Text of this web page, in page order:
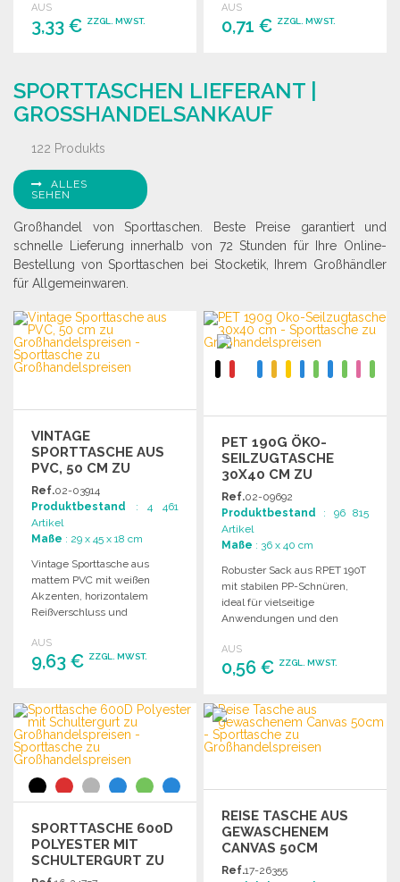
AUS
3,33 € ZZGL. MWST.
Angebot anfordern
Außentasche und
Klettverschluss.
AUS
0,71 € ZZGL. MWST.
Angebot anfordern
SPORTTASCHEN LIEFERANT |
GROSSHANDELSANKAUF
122 Produkts
ALLES
SEHEN
Großhandel von Sporttaschen. Beste Preise garantiert und
schnelle Lieferung innerhalb von 72 Stunden für Ihre Online-
Bestellung von Sporttaschen bei Stocketik, Ihrem Großhändler
für Allgemeinwaren.
VINTAGE
SPORTTASCHE AUS
PVC, 50 CM ZU
GROSSHANDELSPREISEN
Ref.02-03914
Produktbestand : 4 461
Artikel
Maße : 29 x 45 x 18 cm
Vintage Sporttasche aus
mattem PVC mit weißen
Akzenten, horizontalem
Reißverschluss und
für Freizeit und Sport.
AUS
9,63 € ZZGL. MWST.
BESTELLEN
Angebot anfordern
PET 190G ÖKO-
SEILZUGTASCHE
30X40 CM ZU
GROSSHANDELSPREISEN
Ref.02-09692
Produktbestand : 96 815
Artikel
Maße : 36 x 40 cm
Robuster Sack aus RPET 190T
mit stabilen PP-Schnüren,
ideal für vielseitige
Anwendungen und den
AUS
0,56 € ZZGL. MWST.
BESTELLEN
Angebot anfordern
SPORTTASCHE 600D
POLYESTER MIT
SCHULTERGURT ZU
GROSSHANDELSPREISEN
REISE TASCHE AUS
GEWASCHENEM
CANVAS 50CM
Ref.17-26355